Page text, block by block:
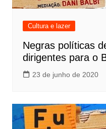
Cultura e lazer
Negras políticas
dirigentes para o
23 de junho de 2020